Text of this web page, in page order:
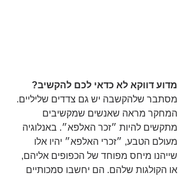
מדוע דווקא לא כדאי לכם להקשיב?
מסתבר שלהקשבה יש גם צדדים שליליים.
המחקר מראה שאנשים שמקשיבים
מתקשים להיות ״זכר האלפא״. באנלוגיה
מעולם הטבע, ״זכרי האלפא״ יהיו אלו
שייהנו מיחס מפוחד של הכפופים אליהם,
או הקולגות שלהם. הם יחשבו סמכותיים